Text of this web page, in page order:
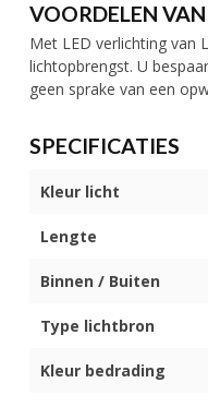
VOORDELEN
Met LED verlichting van
lichtopbrengst. U
geen sprake van een
SPECIFICATIES
Kleur licht
Lengte
Binnen / Buiten
Type lichtbron
Kleur bedrading